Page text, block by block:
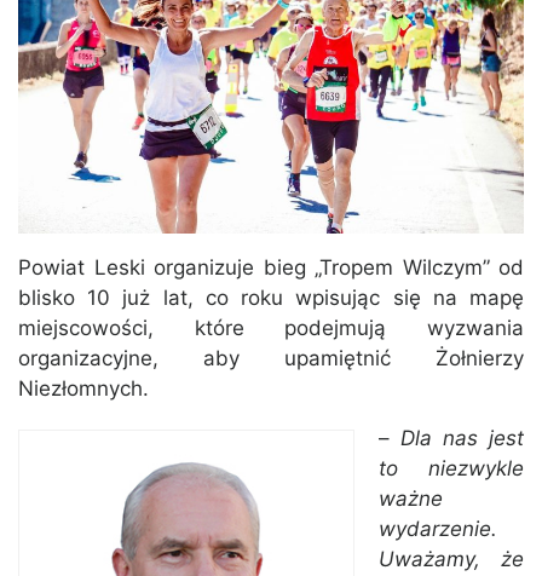
Powiat Leski organizuje bieg „Tropem Wilczym” od
blisko 10 już lat, co roku wpisując się na mapę
miejscowości, które podejmują wyzwania
organizacyjne, aby upamiętnić Żołnierzy
Niezłomnych.
– Dla nas jest
to niezwykle
ważne
wydarzenie.
Uważamy, że